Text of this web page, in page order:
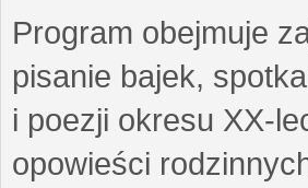
Program obejmuje
pisanie bajek,
i poezji okresu XX-
opowieści